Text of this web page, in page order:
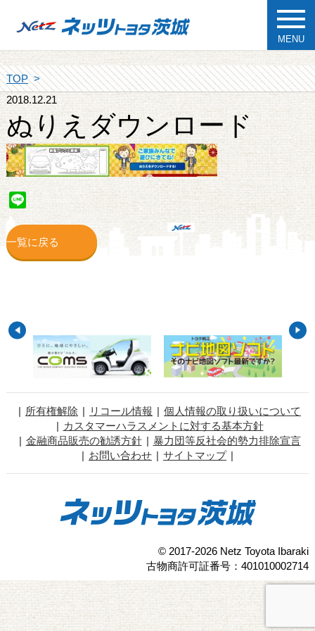
MENU
TOP
2018.12.21
ぬりえダウンロード
Line
一覧に戻る
所有権解除 リコール情報
個人情報の取り扱いについて
カスタマーハラスメントに対する基本方針
金融商品販売の勧誘方針
暴力団等反社会的勢力排除宣言
お問い合わせ
サイトマップ
© 2017-2026 Netz Toyota Ibaraki
古物商許可証番号：401010002714